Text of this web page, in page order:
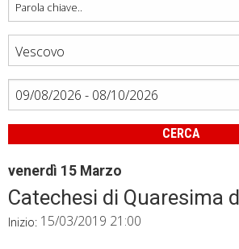
CERCA
venerdì 15 Marzo
Catechesi di Quaresima
Inizio: 15/03/2019 21:00